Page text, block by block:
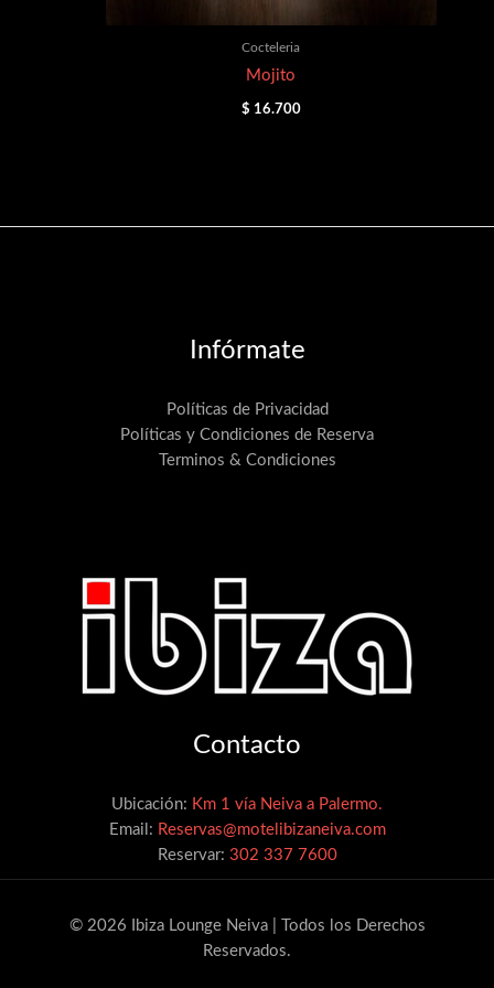
Cocteleria
Mojito
$ 16.700
Infórmate
Políticas de Privacidad
Políticas y Condiciones de Reserva
Terminos & Condiciones
Contacto
Ubicación: Km 1 vía Neiva a Palermo.
Email: Reservas@motelibizaneiva.com
Reservar: 302 337 7600
© 2026 Ibiza Lounge Neiva | Todos los Derechos
Reservados.